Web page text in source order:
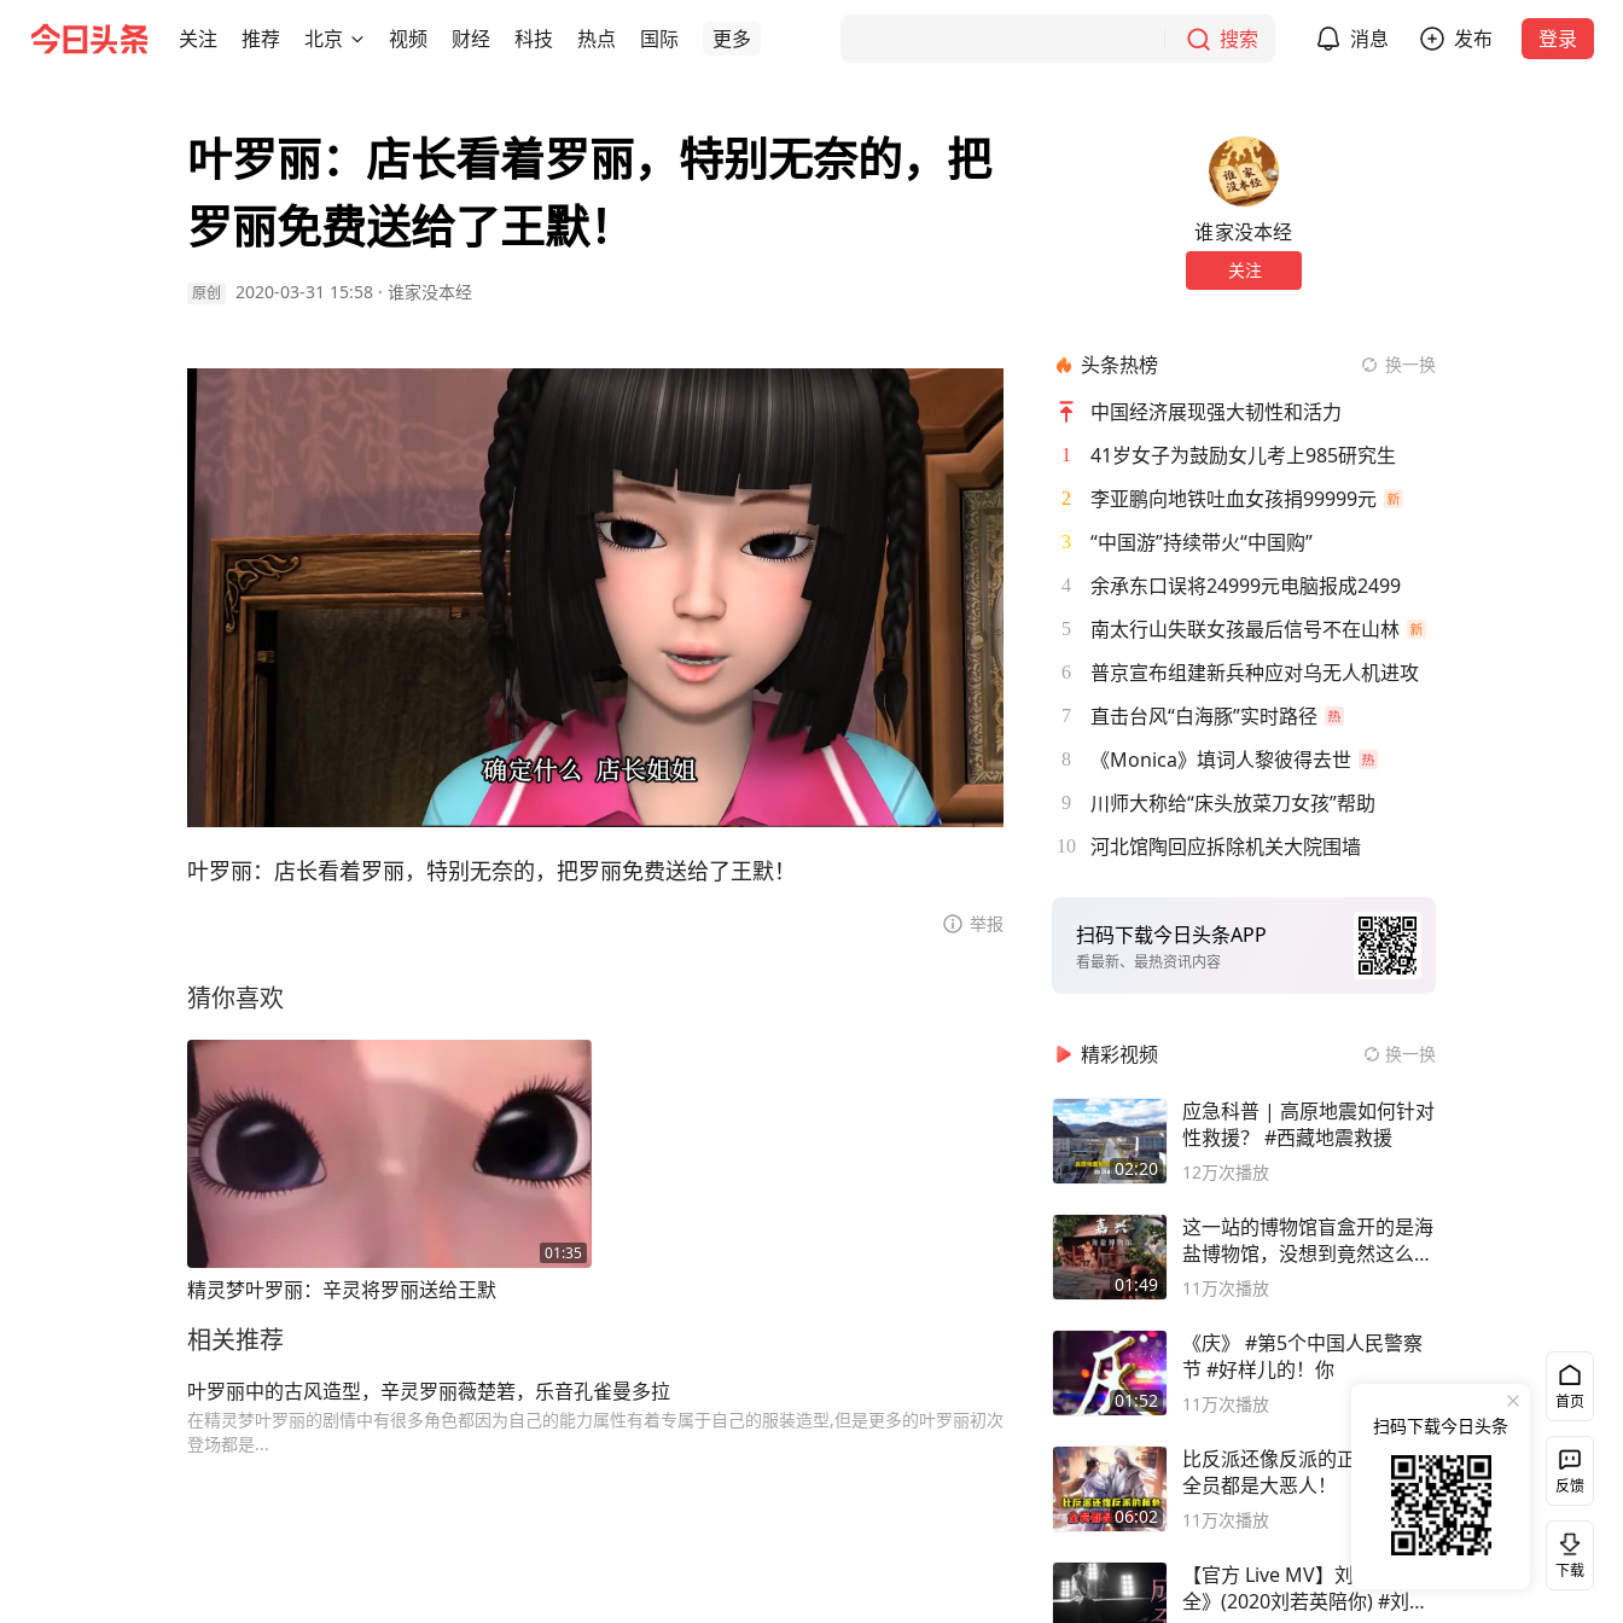
关注 推荐 北京 视频 财经 科技 热点 国际 更多 搜索 消息 发布 登录
叶罗丽：店长看着罗丽，特别无奈的，把
罗丽免费送给了王默！
原创 2020-03-31 15:58 · 谁家没本经
叶罗丽：店长看着罗丽，特别无奈的，把罗丽免费送给了王默！
举报
猜你喜欢
01:35
精灵梦叶罗丽：辛灵将罗丽送给王默
相关推荐
叶罗丽中的古风造型，辛灵罗丽薇楚箬，乐音孔雀曼多拉
在精灵梦叶罗丽的剧情中有很多角色都因为自己的能力属性有着专属于自己的服装造型,但是更多的叶罗丽初次
登场都是...
谁家没本经
关注
头条热榜 换一换
中国经济展现强大韧性和活力
1 41岁女子为鼓励女儿考上985研究生
2 李亚鹏向地铁吐血女孩捐99999元
3 “中国游”持续带火“中国购”
4 余承东口误将24999元电脑报成2499
5 南太行山失联女孩最后信号不在山林
6 普京宣布组建新兵种应对乌无人机进攻
7 直击台风“白海豚”实时路径
8 《Monica》填词人黎彼得去世
9 川师大称给“床头放菜刀女孩”帮助
10 河北馆陶回应拆除机关大院围墙
扫码下载今日头条APP
看最新、最热资讯内容
精彩视频 换一换
02:20
应急科普 | 高原地震如何针对
性救援？ #西藏地震救援
12万次播放
01:49
这一站的博物馆盲盒开的是海
盐博物馆，没想到竟然这么好
逛！
11万次播放
01:52
《庆》 #第5个中国人民警察
节 #好样儿的！你
11万次播放
06:02
比反派还像反派的正派主角，
全员都是大恶人！
11万次播放
【官方 Live MV】刘若英《成
全》(2020刘若英陪你) #刘若
首页
反馈
下载
扫码下载今日头条